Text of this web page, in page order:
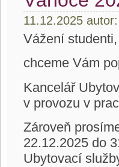
11.12.2025
Vážení studenti,
chceme Vám
Kancelář
v provozu v
Zároveň
22.12.2025 do
Ubytovací